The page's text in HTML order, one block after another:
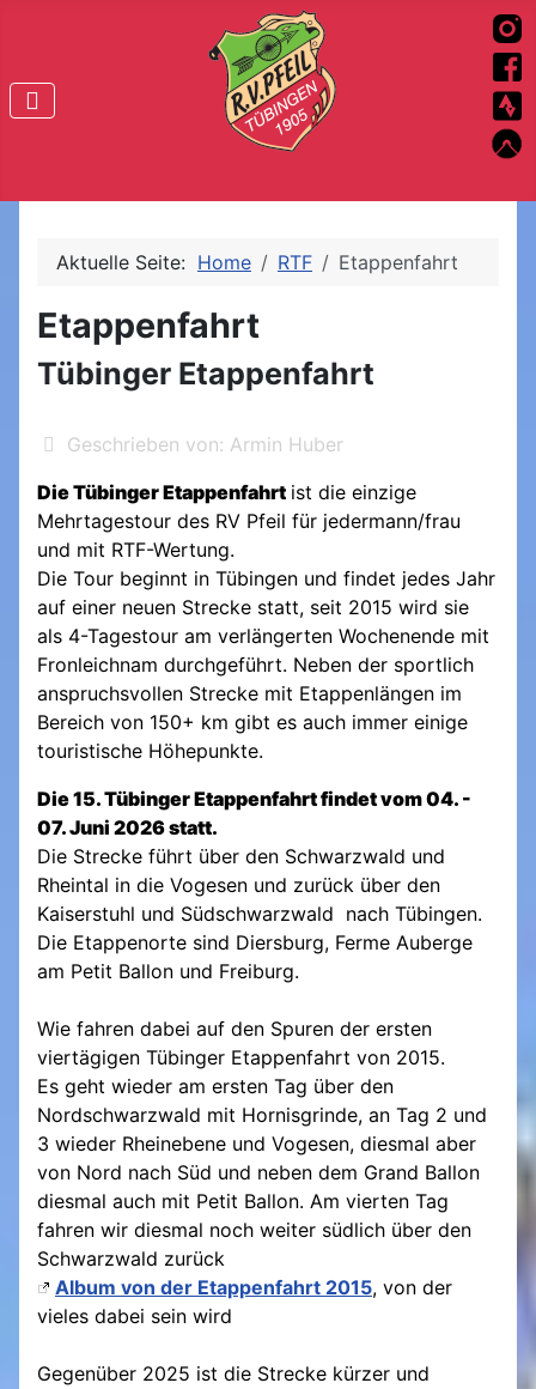
Aktuelle Seite: Home RTF Etappenfahrt
Etappenfahrt
Tübinger Etappenfahrt
Geschrieben von: Armin Huber
Die Tübinger Etappenfahrt ist die einzige
Mehrtagestour des RV Pfeil für jedermann/frau
und mit RTF-Wertung.
Die Tour beginnt in Tübingen und findet jedes Jahr
auf einer neuen Strecke statt, seit 2015 wird sie
als 4-Tagestour am verlängerten Wochenende mit
Fronleichnam durchgeführt. Neben der sportlich
anspruchsvollen Strecke mit Etappenlängen im
Bereich von 150+ km gibt es auch immer einige
touristische Höhepunkte.
Die 15. Tübinger Etappenfahrt findet vom 04. -
07. Juni 2026 statt.
Die Strecke führt über den Schwarzwald und
Rheintal in die Vogesen und zurück über den
Kaiserstuhl und Südschwarzwald nach Tübingen.
Die Etappenorte sind Diersburg, Ferme Auberge
am Petit Ballon und Freiburg.
Wie fahren dabei auf den Spuren der ersten
viertägigen Tübinger Etappenfahrt von 2015.
Es geht wieder am ersten Tag über den
Nordschwarzwald mit Hornisgrinde, an Tag 2 und
3 wieder Rheinebene und Vogesen, diesmal aber
von Nord nach Süd und neben dem Grand Ballon
diesmal auch mit Petit Ballon. Am vierten Tag
fahren wir diesmal noch weiter südlich über den
Schwarzwald zurück
Album von der Etappenfahrt 2015, von der
vieles dabei sein wird
Gegenüber 2025 ist die Strecke kürzer und